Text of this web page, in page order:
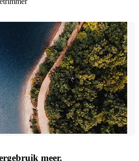
meer.